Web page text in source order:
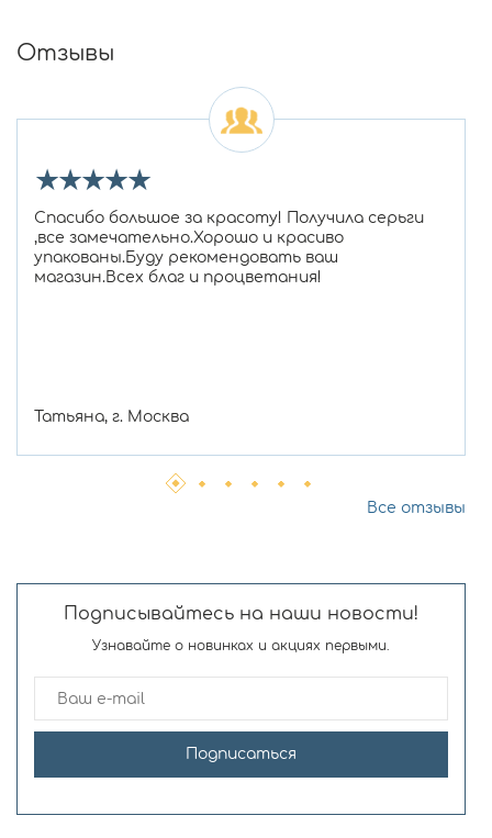
Отзывы
★★★★★
Спасибо большое за красоту! Получила серьги
,все замечательно.Хорошо и красиво
упакованы.Буду рекомендовать ваш
магазин.Всех благ и процветания!
Татьяна, г. Москва
Все отзывы
Подписывайтесь на наши новости!
Узнавайте о новинках и акциях первыми.
Подписаться